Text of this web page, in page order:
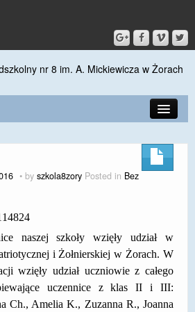
by szkola8zory Posted in Bez
naszej szkoły wzięły udział w
i Żołnierskiej w Żorach. W
wzięły udział uczniowie z całego
uczennice z klas II i III:
Ch., Amelia K., Zuzanna R., Joanna